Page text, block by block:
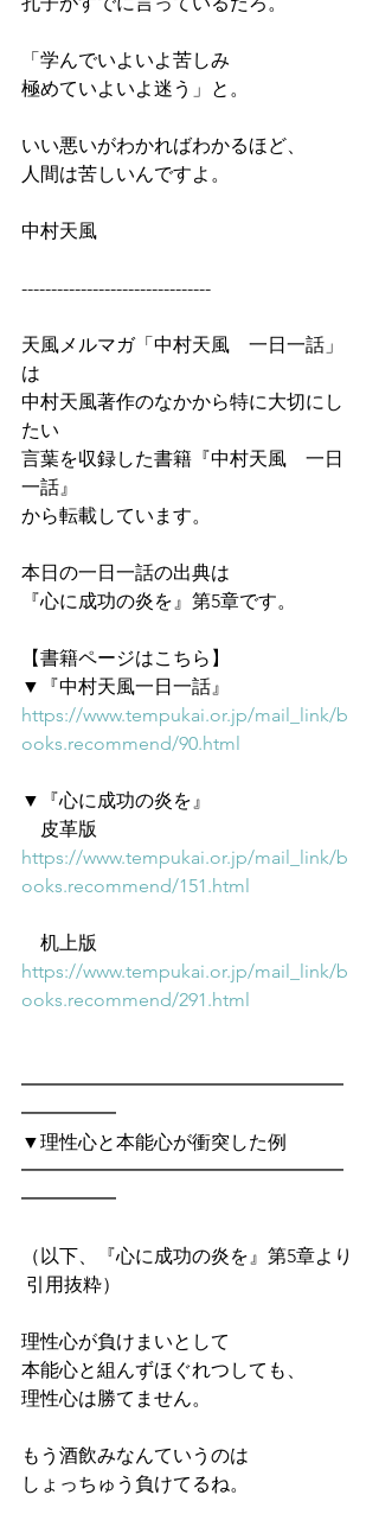
「学んでいよいよ苦しみ
極めていよいよ迷う」と。
いい悪いがわかればわかるほど、
人間は苦しいんですよ。
中村天風
--------------------------------
天風メルマガ「中村天風　一日一話」
は
中村天風著作のなかから特に大切にし
たい
言葉を収録した書籍『中村天風　一日
一話』
から転載しています。
本日の一日一話の出典は
『心に成功の炎を』第5章です。
【書籍ページはこちら】
▼『中村天風一日一話』
https://www.tempukai.or.jp/mail_link/b
ooks.recommend/90.html
▼『心に成功の炎を』
皮革版
https://www.tempukai.or.jp/mail_link/b
ooks.recommend/151.html
机上版
https://www.tempukai.or.jp/mail_link/b
ooks.recommend/291.html
━━━━━━━━━━━━━━━━━
━━━━━
▼理性心と本能心が衝突した例
━━━━━━━━━━━━━━━━━
━━━━━
（以下、『心に成功の炎を』第5章より
引用抜粋）
理性心が負けまいとして
本能心と組んずほぐれつしても、
理性心は勝てません。
もう酒飲みなんていうのは
しょっちゅう負けてるね。